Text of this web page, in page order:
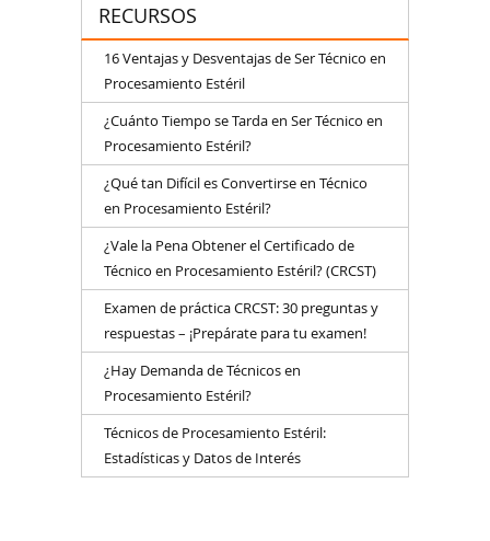
RECURSOS
16 Ventajas y Desventajas de Ser Técnico en
Procesamiento Estéril
¿Cuánto Tiempo se Tarda en Ser Técnico en
Procesamiento Estéril?
¿Qué tan Difícil es Convertirse en Técnico
en Procesamiento Estéril?
¿Vale la Pena Obtener el Certificado de
Técnico en Procesamiento Estéril? (CRCST)
Examen de práctica CRCST: 30 preguntas y
respuestas – ¡Prepárate para tu examen!
¿Hay Demanda de Técnicos en
Procesamiento Estéril?
Técnicos de Procesamiento Estéril:
Estadísticas y Datos de Interés